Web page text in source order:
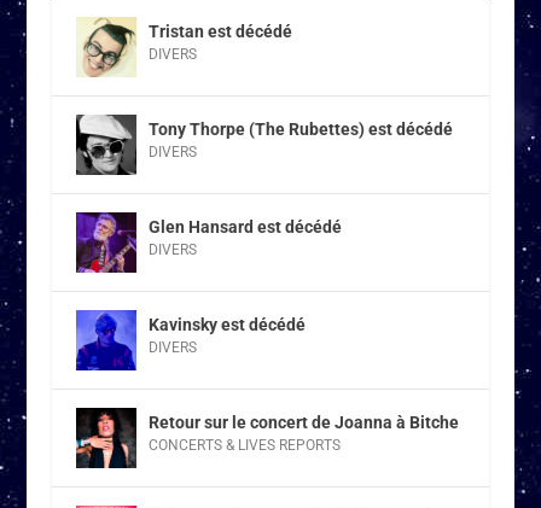
Tristan est décédé
DIVERS
Tony Thorpe (The Rubettes) est décédé
DIVERS
Glen Hansard est décédé
DIVERS
Kavinsky est décédé
DIVERS
Retour sur le concert de Joanna à Bitche
CONCERTS & LIVES REPORTS